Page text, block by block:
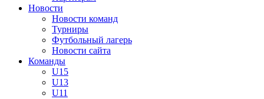
Новости
Новости команд
Турниры
Футбольный лагерь
Новости сайта
Команды
U15
U13
U11